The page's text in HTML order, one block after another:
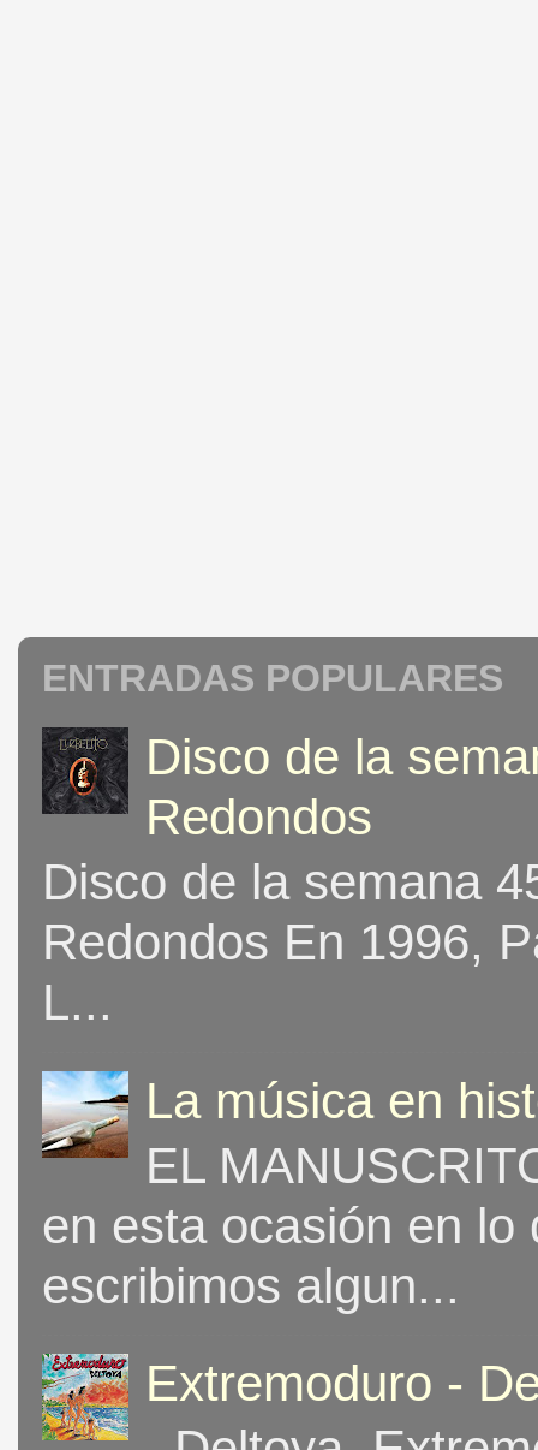
ENTRADAS POPULARES
Disco de la
Redondos
Disco de la semana
Redondos En 1996,
L...
La música en
EL
en esta ocasión en
escribimos algun...
Extremoduro -